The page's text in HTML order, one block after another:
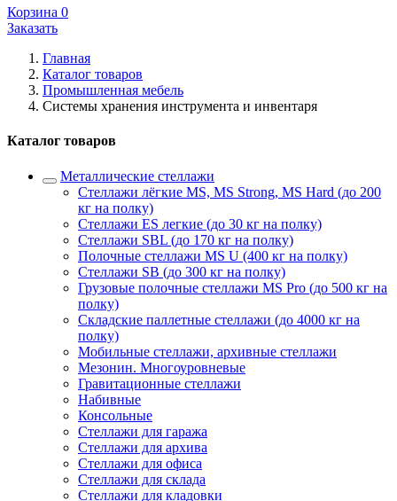
Корзина 0
Заказать
Главная
Каталог товаров
Промышленная мебель
Системы хранения инструмента и инвентаря
Каталог товаров
Металлические стеллажи
Стеллажи лёгкие MS, MS Strong, MS Hard (до 200
кг на полку)
Стеллажи ES легкие (до 30 кг на полку)
Стеллажи SBL (до 170 кг на полку)
Полочные стеллажи MS U (400 кг на полку)
Стеллажи SB (до 300 кг на полку)
Грузовые полочные стеллажи MS Pro (до 500 кг на
полку)
Складские паллетные стеллажи (до 4000 кг на
полку)
Мобильные стеллажи, архивные стеллажи
Мезонин. Многоуровневые
Гравитационные стеллажи
Набивные
Консольные
Стеллажи для гаража
Стеллажи для архива
Стеллажи для офиса
Стеллажи для склада
Стеллажи для кладовки